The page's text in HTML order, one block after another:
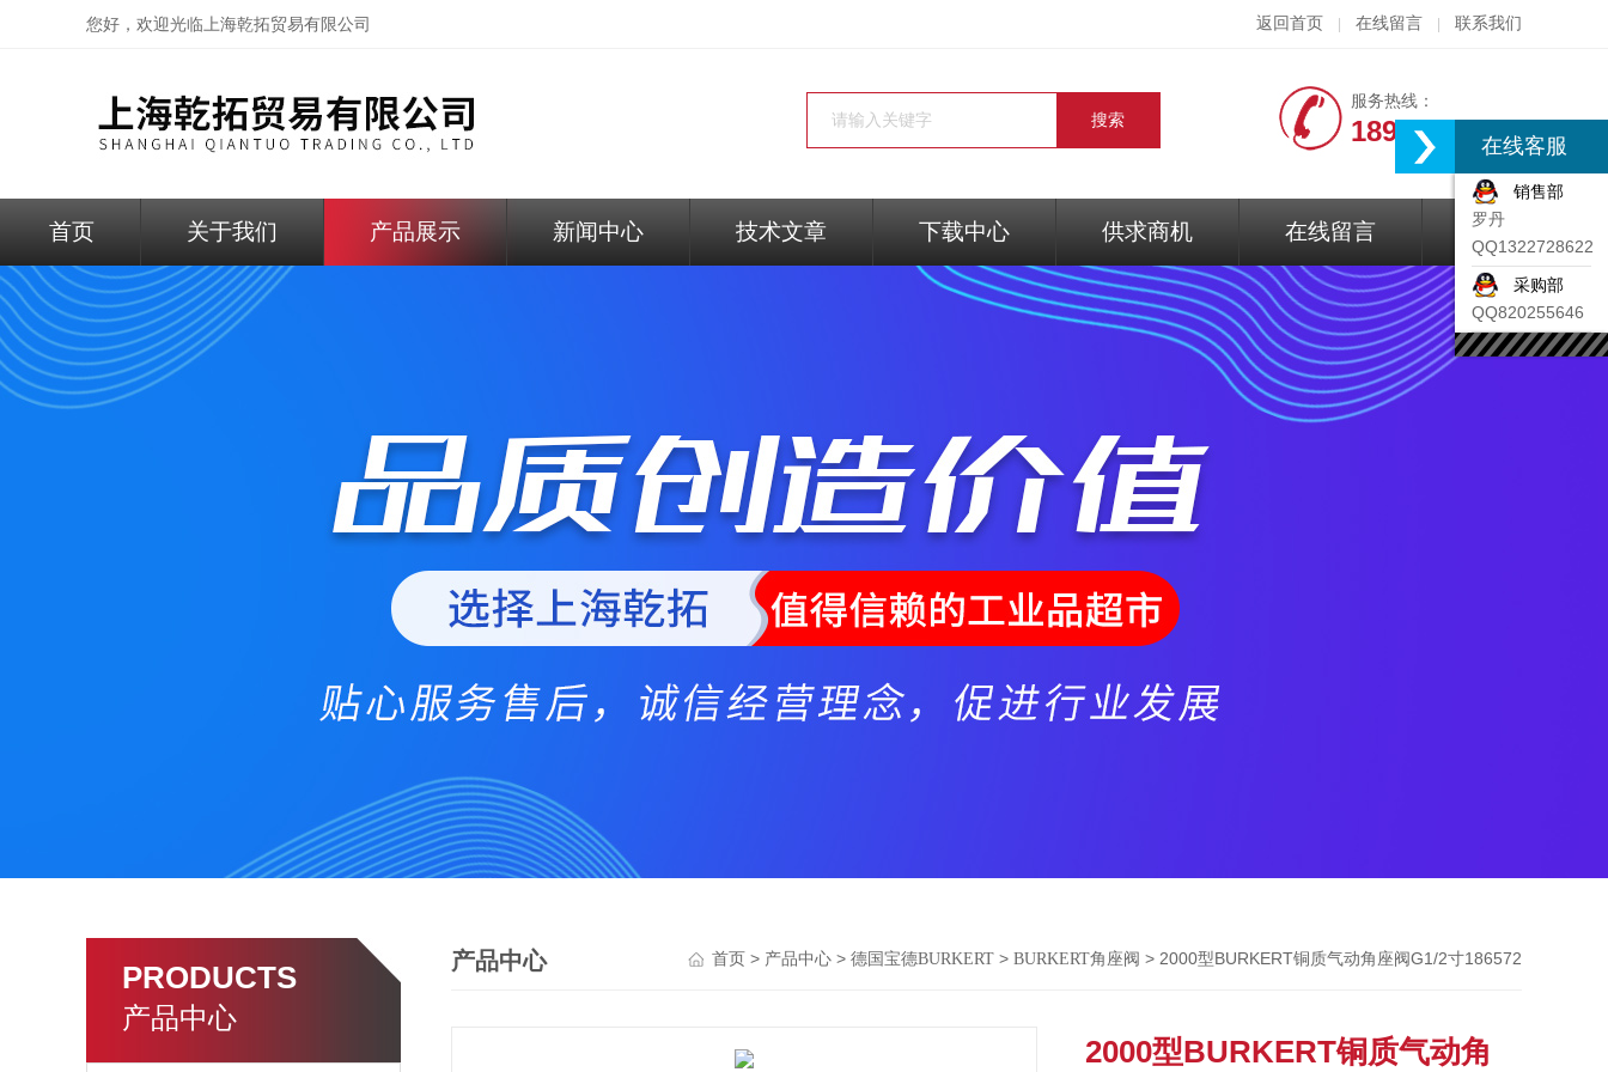
您好，欢迎光临上海乾拓贸易有限公司 返回首页 在线留言 联系我们
服务热线：
18917074297
首页 关于我们 产品展示 新闻中心 技术文章 下载中心 供求商机 在线留言 联系我们
PRODUCTS
产品中心
产品中心 首页 > 产品中心 > 德国宝德BURKERT > BURKERT角座阀 > 2000型BURKERT铜质气动角座阀G1/2寸186572
2000型BURKERT铜质气动角
在线客服
销售部
罗丹
QQ1322728622
采购部
QQ820255646